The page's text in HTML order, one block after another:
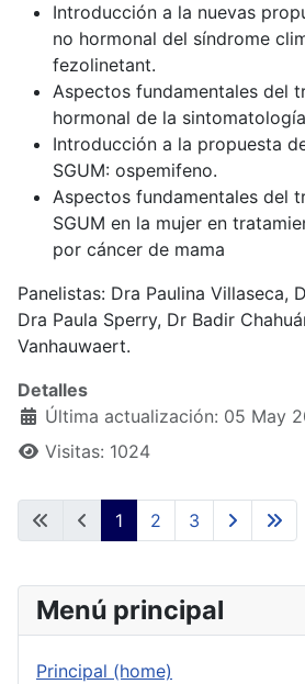
Introducción a la nuevas
no hormonal del síndrome
fezolinetant.
Aspectos fundamentales del
hormonal de la
Introducción a la propuesta
SGUM: ospemifeno.
Aspectos fundamentales del
SGUM en la mujer en
por cáncer de mama
Panelistas: Dra Paulina Villaseca,
Dra Paula Sperry, Dr Badir
Vanhauwaert.
Detalles
Última actualización: 05 May
Visitas: 1024
1 2 3
Menú principal
Principal (home)